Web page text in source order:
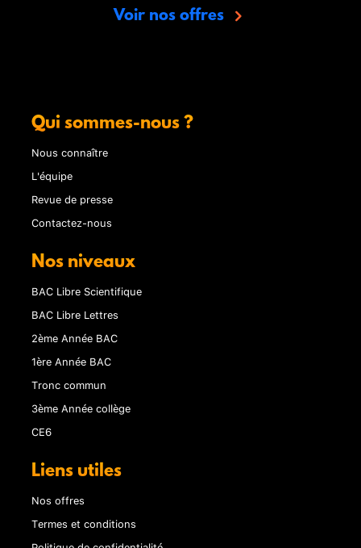
Voir nos offres
Qui sommes-nous ?
Nous connaître
L'équipe
Revue de presse
Contactez-nous
Nos niveaux
BAC Libre Scientifique
BAC Libre Lettres
2ème Année BAC
1ère Année BAC
Tronc commun
3ème Année collège
CE6
Liens utiles
Nos offres
Termes et conditions